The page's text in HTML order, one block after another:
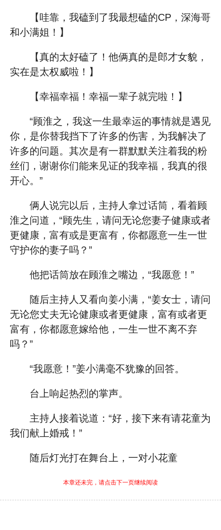
【哇靠，我磕到了我最想磕的CP，深海哥
和小满姐！】
【真的太好磕了！他俩真的是郎才女貌，
实在是太权威啦！】
【幸福幸福！幸福一辈子就完啦！】
“顾淮之，我这一生最幸运的事情就是遇见
你，是你替我挡下了许多的伤害，为我解决了
许多的问题。其次是有一群默默关注着我的粉
丝们，谢谢你们能来见证的我幸福，我真的很
开心。”
俩人说完以后，主持人拿过话筒，看着顾
淮之问道，“顾先生，请问无论您妻子健康或者
更健康，富有或是更富有，你都愿意一生一世
守护你的妻子吗？”
他把话筒放在顾淮之嘴边，“我愿意！”
随后主持人又看向姜小满，“姜女士，请问
无论您丈夫无论健康或者更健康，富有或者更
富有，你都愿意嫁给他，一生一世不离不弃
吗？”
“我愿意！”姜小满毫不犹豫的回答。
台上响起热烈的掌声。
主持人接着说道：“好，接下来有请花童为
我们献上婚戒！”
随后灯光打在舞台上，一对小花童
本章还未完，请点击下一页继续阅读